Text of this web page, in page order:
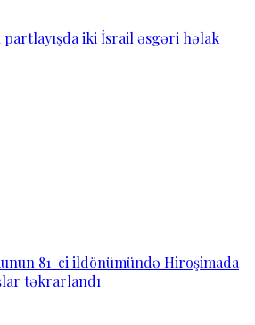
partlayışda iki İsrail əsgəri həlak
81-ci ildönümündə Hiroşimada
təkrarlandı